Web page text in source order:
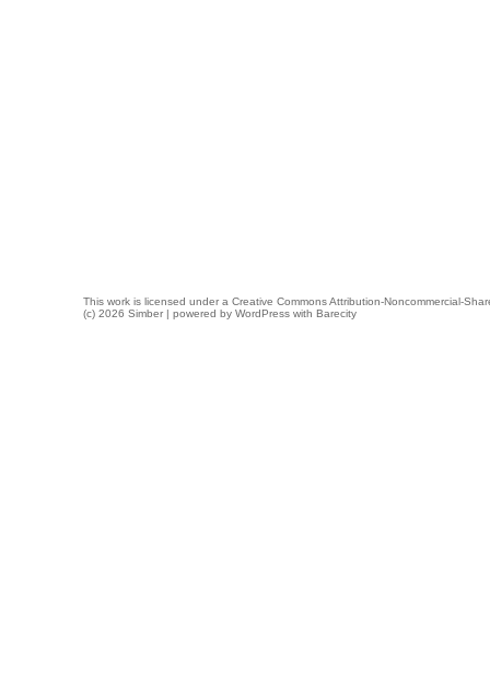
This work is licensed under a Creative Commons Attribution-Noncommercial-
(c) 2026 Simber | powered by WordPress with Barecity